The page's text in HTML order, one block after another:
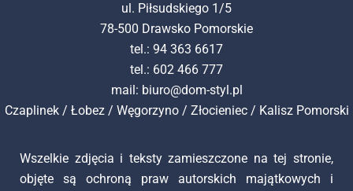
ul. Piłsudskiego 1/5
78-500 Drawsko Pomorskie
tel.: 94 363 6617
tel.: 602 466 777
mail: biuro@dom-styl.pl
Czaplinek/ Łobez/ Węgorzyno/ Złocieniec/ Kalisz Pomorski
Wszelkie zdjęcia i teksty zamieszczone na tej stronie,
objęte są ochroną praw autorskich majątkowych i